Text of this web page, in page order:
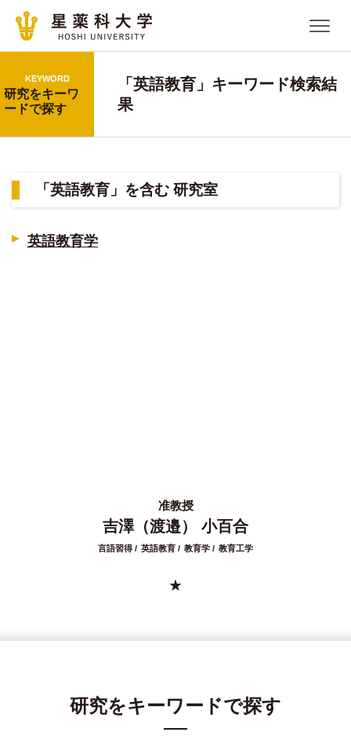
KEYWORD
研究をキーワ
ードで探す
「英語教育」キーワード検索結
果
「英語教育」を含む 研究室
英語教育学
准教授
吉澤（渡邉） 小百合
言語習得 英語教育 教育学 教育工学
研究をキーワードで探す